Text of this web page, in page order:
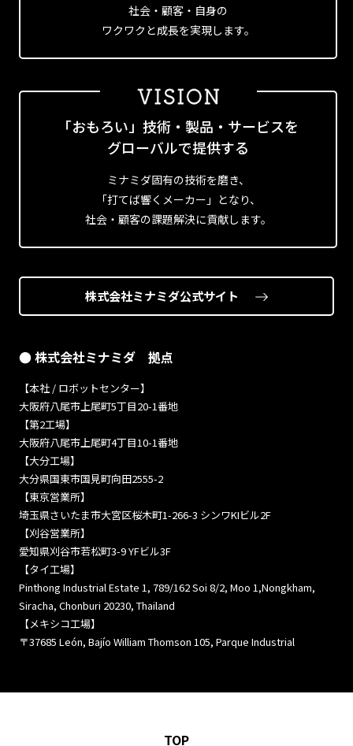
社会・顧客・自身の
ワクワクと成長を実現します。
「おもろい」技術・製品・サービスを
グローバルで提供する
ミナミダ固有の技術を磨き、
「打てば響くメーカー」となり、
社会・顧客の課題解決に貢献します。
株式会社ミナミダ公式サイト
● 株式会社ミナミダ 拠点
【本社 / ロボットセンター】
大阪府八尾市上尾町5丁目20-1番地
【第2工場】
大阪府八尾市上尾町4丁目10-1番地
【大分工場】
大分県国東市国見町向田2555-2
【東京営業所】
埼玉県さいたま市大宮区桜木町1-266-3 シンワKIビル2F
【刈谷営業所】
愛知県刈谷市若松町3-9 YFビル3F
【タイ工場】
Pinthong Industrial Estate 1, 789/162 Soi 8/2, Moo 1,Nongkham,
Siracha, Chonburi 20230, Thailand
【メキシコ工場】
〒37685 León, Bajío William Thomson 105, Parque Industrial
TOP